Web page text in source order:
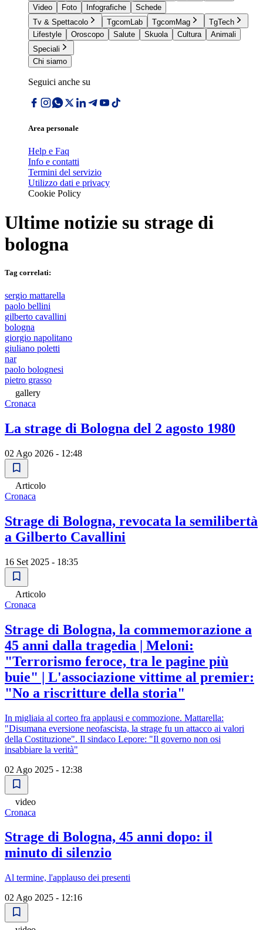
Video
Foto Infografiche
Schede
Tv & Spettacolo
TgcomLab TgcomMag
TgTech
Lifestyle
Oroscopo Salute Skuola Cultura
Animali
Speciali
Chi siamo
Seguici anche su
Area personale
Help e Faq
Info e contatti
Termini del servizio
Utilizzo dati e privacy
Cookie Policy
Ultime notizie su strage di
bologna
Tag correlati:
sergio mattarella
paolo bellini
gilberto cavallini
bologna
giorgio napolitano
giuliano poletti
nar
paolo bolognesi
pietro grasso
gallery
Cronaca
La strage di Bologna del 2 agosto 1980
02 Ago 2026 - 12:48
Articolo
Cronaca
Strage di Bologna, revocata la semilibertà
a Gilberto Cavallini
16 Set 2025 - 18:35
Articolo
Cronaca
Strage di Bologna, la commemorazione a
45 anni dalla tragedia | Meloni:
"Terrorismo feroce, tra le pagine più
buie" | L'associazione vittime al premier:
"No a riscritture della storia"
In migliaia al corteo fra applausi e commozione. Mattarella:
"Disumana eversione neofascista, la strage fu un attacco ai valori
della Costituzione". Il sindaco Lepore: "Il governo non osi
insabbiare la verità"
02 Ago 2025 - 12:38
video
Cronaca
Strage di Bologna, 45 anni dopo: il
minuto di silenzio
Al termine, l'applauso dei presenti
02 Ago 2025 - 12:16